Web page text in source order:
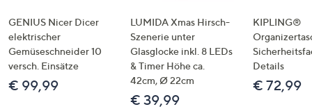
GENIUS Nicer Dicer
elektrischer
Gemüseschneider 10
versch. Einsätze
€ 99,99
LUMIDA Xmas Hirsch-
Szenerie unter
Glasglocke inkl. 8 LEDs
& Timer Höhe ca.
42cm, Ø 22cm
€ 39,99
KIPLING®
Details
€ 72,99